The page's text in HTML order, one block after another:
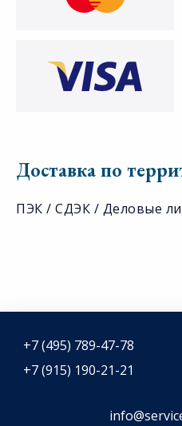
Доставка по
ПЭК / СДЭК / Деловые
+7 (495) 789-47-78
+7 (915) 190-21-21